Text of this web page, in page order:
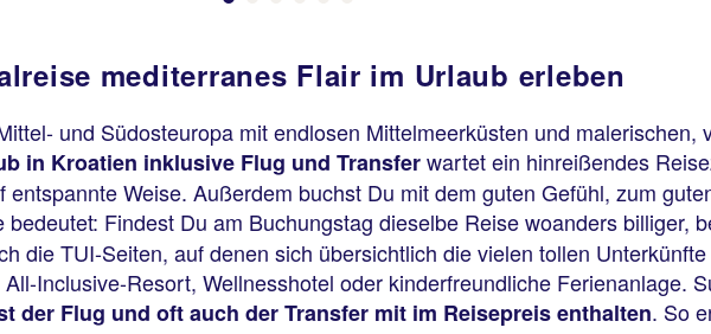
mediterranes Flair im Urlaub erleben
und Südosteuropa mit endlosen Mittelmeerküsten und malerischen,
in Kroatien inklusive Flug und Transferwartet ein hinreißendes
Weise. Außerdem buchst Du mit dem guten Gefühl, zum
bedeutet: Findest Du am Buchungstag dieselbe Reise woanders billiger,
die TUI-Seiten, auf denen sich übersichtlich die vielen tollen
Inclusive-Resort, Wellnesshotel oder kinderfreundliche Ferienanlage.
der Flug und oft auch der Transfer mit im Reisepreis enthalten. So